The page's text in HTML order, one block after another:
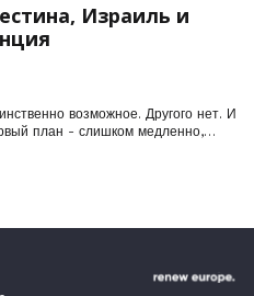
Израиль и
возможное. Другого нет. И
план - слишком медленно,…